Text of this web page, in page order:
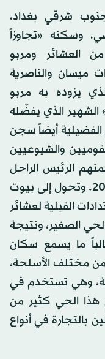
شرقي بغداد،
وسكنه «تجاوزاً
العشائر ومربو
ميسان والناصرية
يزوده به مربو
الشهير الذي يفضّله
الفضيلية أيضاً سجن
والشيوعيين
الرئيس الراحل
صدام حسين، ثم أغلق بعد عام 2003. وتحول إلى بيوت
القبلية لعشائر
الصغير، ونتيجة
ما يسمع سكان
من مختلف الأسلحة،
وهي تستخدم في
هذا الحي كثير من
بالتجارة في أنواع